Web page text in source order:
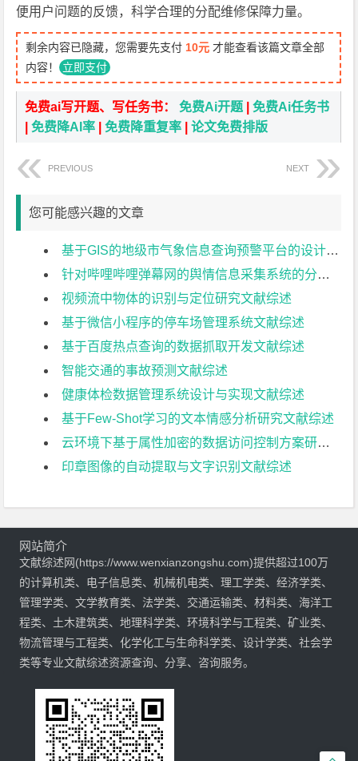
便用户问题的反馈，科学合理的分配维修保障力量。
剩余内容已隐藏，您需要先支付 10元 才能查看该篇文章全部
内容！ 立即支付
免费ai写开题、写任务书：免费Ai开题 |免费Ai任务书
|免费降AI率 |免费降重复率 |论文免费排版
PREVIOUS NEXT
您可能感兴趣的文章
基于GIS的地级市气象信息查询预警平台的设计与实现文献综述
针对哔哩哔哩弹幕网的舆情信息采集系统的分析与设计文献综述
视频流中物体的识别与定位研究文献综述
基于微信小程序的停车场管理系统文献综述
基于百度热点查询的数据抓取开发文献综述
智能交通的事故预测文献综述
健康体检数据管理系统设计与实现文献综述
基于Few-Shot学习的文本情感分析研究文献综述
云环境下基于属性加密的数据访问控制方案研究文献综述
印章图像的自动提取与文字识别文献综述
网站简介
文献综述网(https://www.wenxianzongshu.com)提供超过100万
的计算机类、电子信息类、机械机电类、理工学类、经济学类、
管理学类、文学教育类、法学类、交通运输类、材料类、海洋工
程类、土木建筑类、地理科学类、环境科学与工程类、矿业类、
物流管理与工程类、化学化工与生命科学类、设计学类、社会学
类等专业文献综述资源查询、分享、咨询服务。